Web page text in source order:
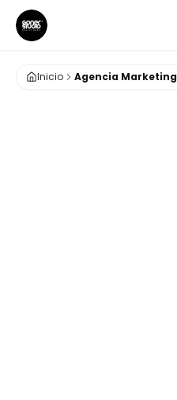
Inicio Agencia Marketing